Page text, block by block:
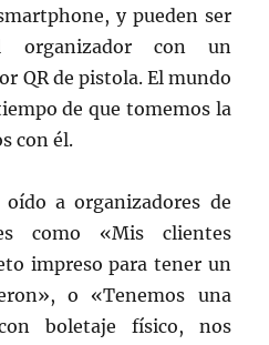
y pueden ser
organizador con un
QR de pistola. El mundo
de que tomemos la
con él.
a organizadores de
como «Mis clientes
impreso para tener un
o «Tenemos una
boletaje físico, nos